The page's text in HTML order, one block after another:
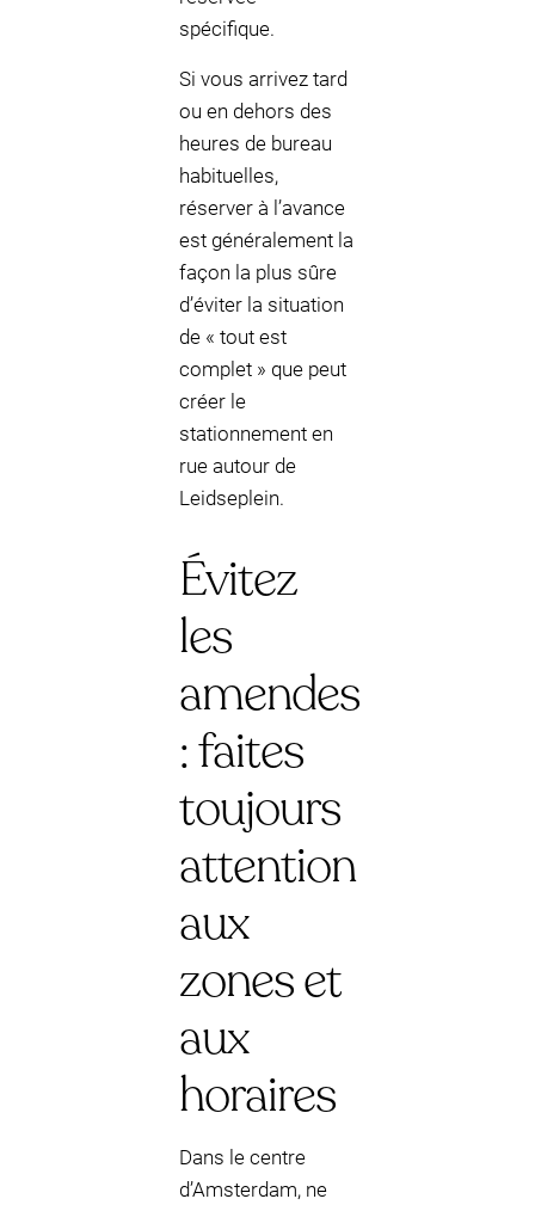
spécifique.
Si vous arrivez tard
ou en dehors des
heures de bureau
habituelles,
réserver à l’avance
est généralement la
façon la plus sûre
d’éviter la situation
de « tout est
complet » que peut
créer le
stationnement en
rue autour de
Leidseplein.
Évitez
les
amendes
: faites
toujours
attention
aux
zones et
aux
horaires
Dans le centre
d’Amsterdam, ne